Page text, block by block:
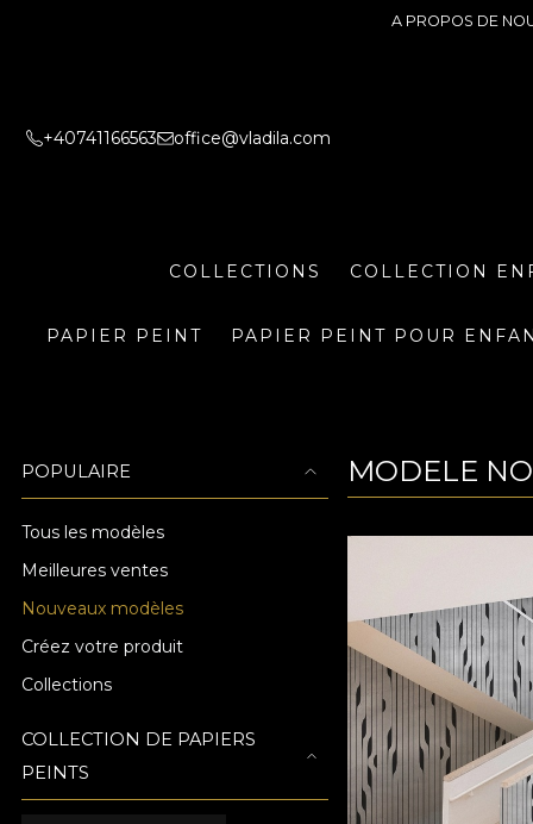
A PROPOS DE
+40741166563 office@vladila.com
COLLECTIONS COLLECTION
PAPIER PEINT PAPIER PEINT POUR
POPULAIRE
Tous les modèles
Meilleures ventes
Nouveaux modèles
Créez votre produit
Collections
COLLECTION DE PAPIERS
PEINTS
MODELE